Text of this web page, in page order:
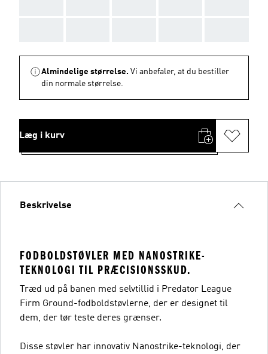
Almindelige størrelse. Vi anbefaler, at du bestiller
din normale størrelse.
Læg i kurv
Beskrivelse
FODBOLDSTØVLER MED NANOSTRIKE-
TEKNOLOGI TIL PRÆCISIONSSKUD.
Træd ud på banen med selvtillid i Predator League
Firm Ground-fodboldstøvlerne, der er designet til
dem, der tør teste deres grænser.
Disse støvler har innovativ Nanostrike-teknologi, der